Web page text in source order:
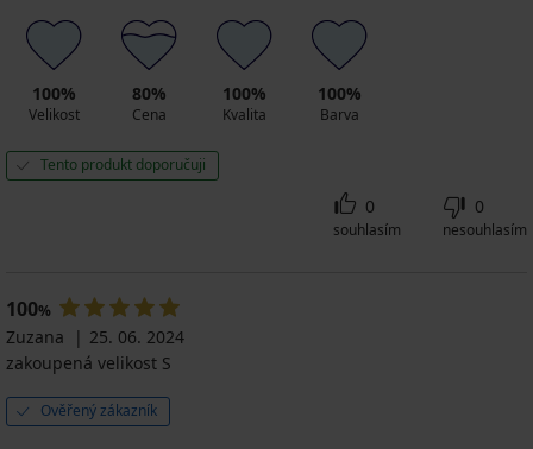
100%
Velikost
80%
Cena
100%
Kvalita
100%
Barva
Tento produkt doporučuji
0
souhlasím
0
nesouhlasím
100%
Zuzana
25. 06. 2024
zakoupená velikost S
Ověřený zákazník